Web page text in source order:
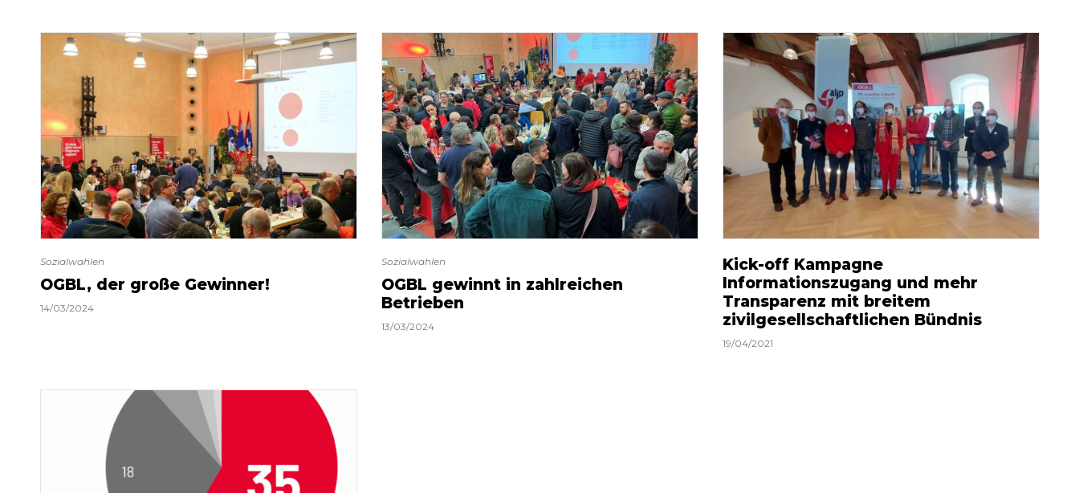
Sozialwahlen
OGBL, der große Gewinner!
14/03/2024
Sozialwahlen
OGBL gewinnt in zahlreichen
Betrieben
13/03/2024
Kick-off Kampagne
Informationszugang und mehr
Transparenz mit breitem
zivilgesellschaftlichen Bündnis
19/04/2021